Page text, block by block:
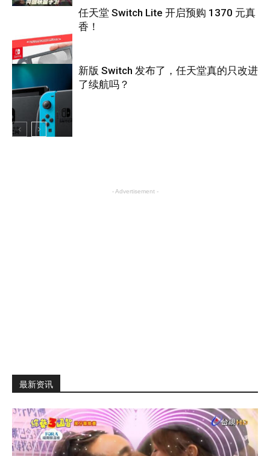
游戏
任天堂 Switch Lite 开启预购 1370 元真
香！
新版 Switch 发布了，任天堂真的只改进
了续航吗？
- Advertisement -
最新资讯